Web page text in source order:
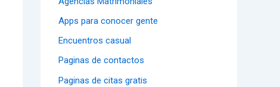
Apps para conocer gente
Encuentros casual
Paginas de contactos
Paginas de citas gratis